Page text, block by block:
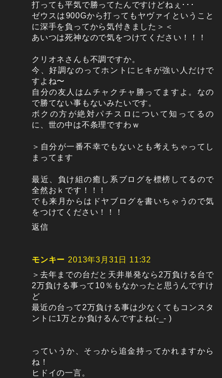
打っても平気で勝ってたんですけどねぇ･･･
ゼウスは900Gから打ってもヤヴァイということ
に深手を負ってから気付きました＞＜
あいつは死神なので気をつけてください！！！
クリオネさんも不調ですか。
今、好調なのってホントにヒキが強い人だけで
すよね〜
自分の友人はムチャクチャ勝ってますよ。なの
で勝てない事もないみたいです。
ボクの方が絶対パチスロについて知ってるの
に、世の中は不条理ですわｗ
＞自分が一番不幸でもないとも考えちゃってし
まってます
最近、負け組の癒し系ブログを標榜してるので
全然おｋです！！！
でも来月からはドヤブログを書いちゃうので気
をつけてください！！！
返信
モンキー 2013年3月31日 11:32
＞去年までの台だと天井単発なら2万負ける台で
2万負ける事って10％もなかったと思うんですけ
ど
最近の台って2万負ける事は少なくてもコンスタ
ントに1万とか負けるんですよね(-_- )
っていうか、そっから追金持ってかれますから
ね！
ヒドイの一言。